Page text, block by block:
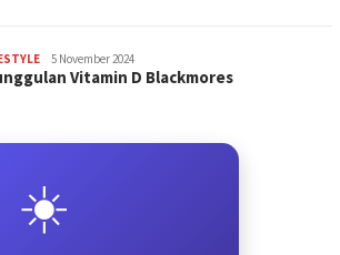
5 November 2024
Vitamin D Blackmores
☀️